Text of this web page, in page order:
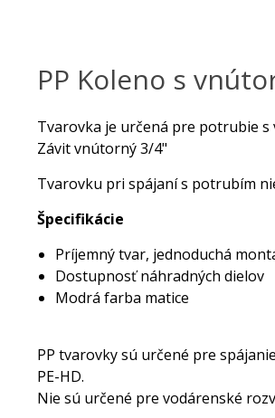
PP Koleno s
Tvarovka je určená pre potrubie s
Závit vnútorný 3/4"
Tvarovku pri spájaní s potrubím
Špecifikácie
Príjemný tvar, jednoduchá
Dostupnosť náhradných dielov
Modrá farba matice
PP tvarovky sú určené pre
PE-HD.
Nie sú určené pre vodárenské